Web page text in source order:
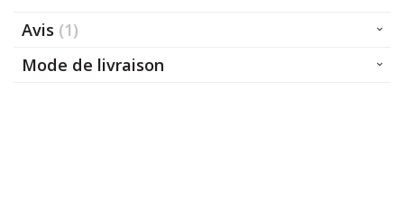
Avis 1
Mode de livraison